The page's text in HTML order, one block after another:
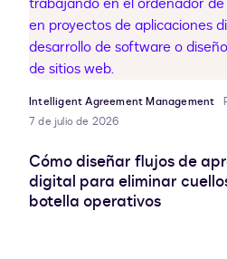
Intelligent Agreement Management
7 de julio de 2026
Cómo diseñar flujos de
digital para eliminar
botella operativos